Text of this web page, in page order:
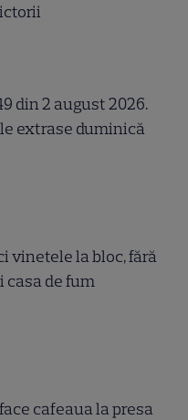
din 2 august 2026.
extrase duminică
vinetele la bloc, fără
casa de fum
cafeaua la presa